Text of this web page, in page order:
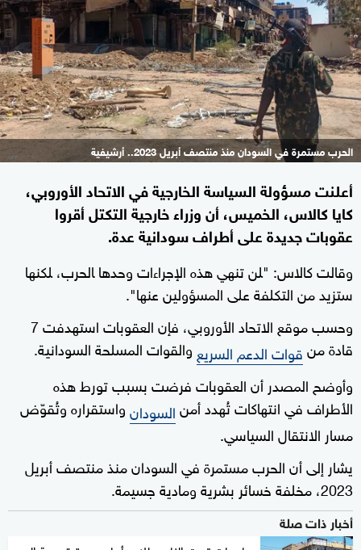
الحرب مستمرة في السودان منذ منتصف أبريل 2023.. أرشيفية
أعلنت مسؤولة ‌السياسة الخارجية ⁠في الاتحاد الأوروبي،
كايا كالاس، ‌الخميس، ​أن وزراء خارجية التكتل أقروا
عقوبات جديدة على أطراف سودانية عدة.
وقالت كالاس: "‍لن تنهي هذه الإجراءات ‌وحدها ‍الحرب، ‍لكنها
ستزيد من التكلفة ‌على المسؤولين عنها".
وحسب موقع الاتحاد الأوروبي، فإن العقوبات استهدفت 7
قادة منقوات الدعم السريع والقوات المسلحة السودانية.
وأوضح المصدر أن العقوبات فرضت بسبب تورط هذه
الأطراف في انتهاكات تُهدد أمنالسودانواستقراره وتُقوّض
مسار الانتقال السياسي.
يشار إلى أن الحرب مستمرة في السودان منذ منتصف أبريل
2023، مخلفة خسائر بشرية ومادية جسيمة.
أخبار ذات صلة